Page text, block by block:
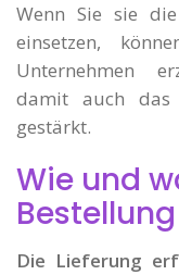
Wenn Sie sie
einsetzen,
Unternehmen
damit auch das
gestärkt.
Wie und
Die Lieferung